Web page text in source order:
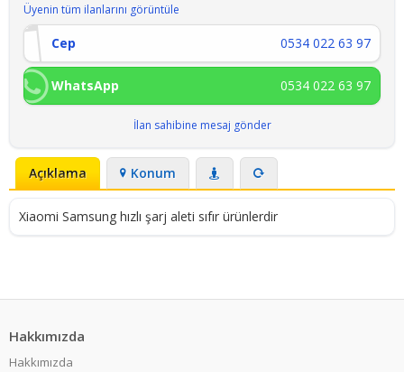
Üyenin tüm ilanlarını görüntüle
Cep 0534 022 63 97
WhatsApp 0534 022 63 97
İlan sahibine mesaj gönder
Açıklama Konum
Xiaomi Samsung hızlı şarj aleti sıfır ürünlerdir
Hakkımızda
Hakkımızda